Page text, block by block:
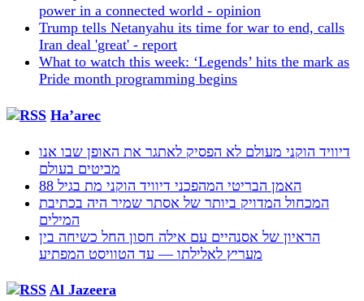
power in a connected world - opinion
Trump tells Netanyahu its time for war to end, calls
Iran deal 'great' - report
What to watch this week: ‘Legends’ hits the mark as
Pride month programming begins
Ha’arec
דיוויד הוקני מעולם לא הפסיק לאתגר את האופן שבו אנו
מביטים בעולם
האמן הבריטי המהפכני דיוויד הוקני מת בגיל 88
המכחול המדויק ביותר של אסתר שמיר היה בכתיבת
המילים
הראיון של אסנהיים עם אילה חסון החל כשיחה בין
מעריץ לאלילתו — עד הטוויסט המפתיע
Al Jazeera